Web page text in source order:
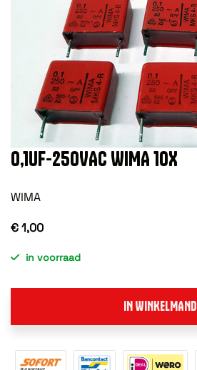
0,1UF-250VAC WIMA 10X
WIMA
€ 1,00
in voorraad
IN WINKELMAND